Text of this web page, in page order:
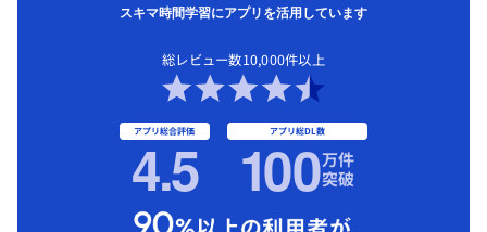
スキマ時間学習にアプリを活用しています
総レビュー数10,000件以上
アプリ総合評価
4.5 アプリ総DL数
100万件
突破